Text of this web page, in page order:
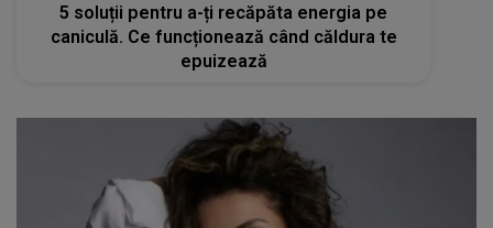
5 soluții pentru a-ți recăpăta energia pe
caniculă. Ce funcționează când căldura te
epuizează